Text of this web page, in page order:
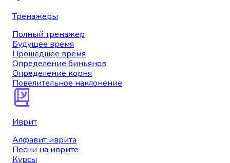
Тренажеры
Полный тренажер
Будущее время
Прошедшее время
Определение биньянов
Определение корня
Повелительное наклонение
Иврит
Алфавит иврита
Песни на иврите
Курсы